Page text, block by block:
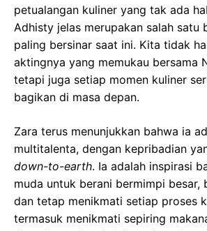
petualangan kuliner yang tak ada
Adhisty jelas merupakan salah satu
paling bersinar saat ini. Kita tidak
aktingnya yang memukau bersama
tetapi juga setiap momen kuliner
bagikan di masa depan.
Zara terus menunjukkan bahwa ia
multitalenta, dengan kepribadian
down-to-earth. Ia adalah inspirasi
muda untuk berani bermimpi besar,
dan tetap menikmati setiap proses
termasuk menikmati sepiring